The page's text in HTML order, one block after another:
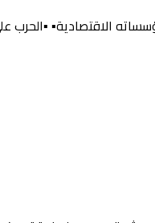
الاقتصادية▪️ ▪️الحرب